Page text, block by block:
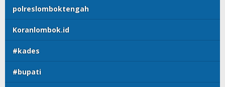
polreslomboktengah
Koranlombok.id
#kades
#bupati